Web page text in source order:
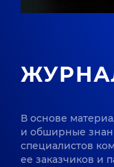
В основе
и обширные
специалистов
ее заказчиков и